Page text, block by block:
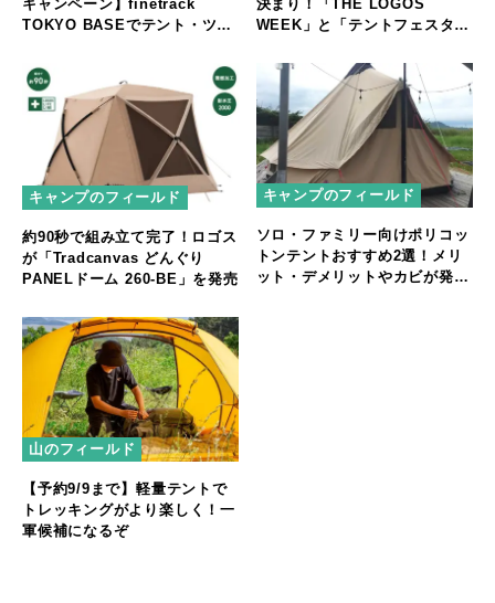
キャンペーン】finetrack
TOKYO BASEでテント・ツエ
い”プレゼントを進呈
決まり！「THE LOGOS
WEEK」と「テントフェスタ」
キャンプのフィールド
約90秒で組み立て完了！ロゴス
が「Tradcanvas どんぐり
PANELドーム 260-BE」を発売
キャンプのフィールド
ソロ・ファミリー向けポリコッ
トンテントおすすめ2選！メリ
ット・デメリットやカビが発生
山のフィールド
【予約9/9まで】軽量テントで
トレッキングがより楽しく！一
軍候補になるぞ